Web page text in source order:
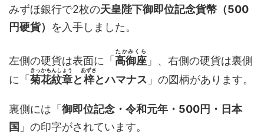
みずほ銀行で2枚の天皇陛下御即位記念貨幣（500
円硬貨） を入手しました。
左側の硬貨は表面に「 高御座
たかみくら
」、右側の硬貨は裏側
に「 菊花紋章
きっかもんしょう
と梓
あずさ
とハマナス 」の図柄があります。
裏側には「 御即位記念・令和元年・500円・日本
国 」の印字がされています。